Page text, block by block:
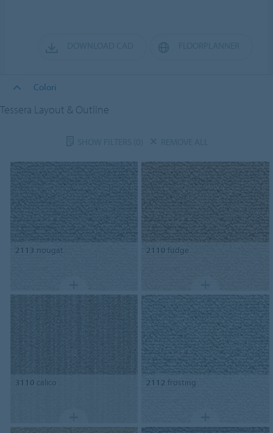
Colori
Tessera Layout & Outline
2113 nougat 2110 fudge
3110 calico 2112 frosting